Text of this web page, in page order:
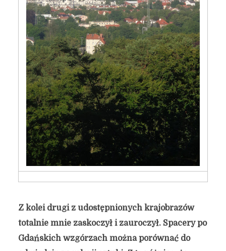
Z kolei drugi z udostępnionych krajobrazów
totalnie mnie zaskoczył i zauroczył. Spacery po
Gdańskich wzgórzach można porównać do